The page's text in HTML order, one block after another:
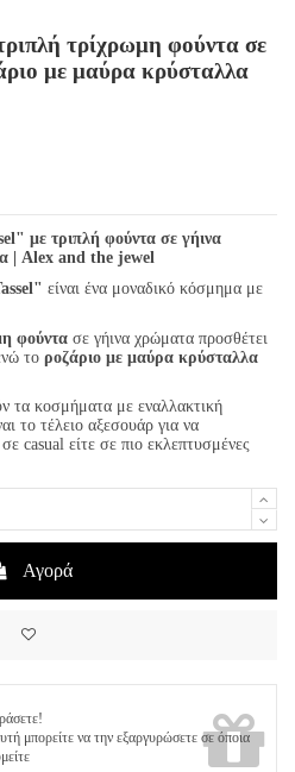
τρίχρωμη φούντα σε
με μαύρα κρύσταλλα
με τριπλή φούντα σε γήινα
| Alex and the jewel
είναι ένα μοναδικό κόσμημα με
φούντα σε γήινα χρώματα προσθέτει
το ροζάριο με μαύρα κρύσταλλα
τα κοσμήματα με εναλλακτική
το τέλειο αξεσουάρ για να
casual είτε σε πιο εκλεπτυσμένες
Αγορά
μπορείτε να την εξαργυρώσετε σε όποια